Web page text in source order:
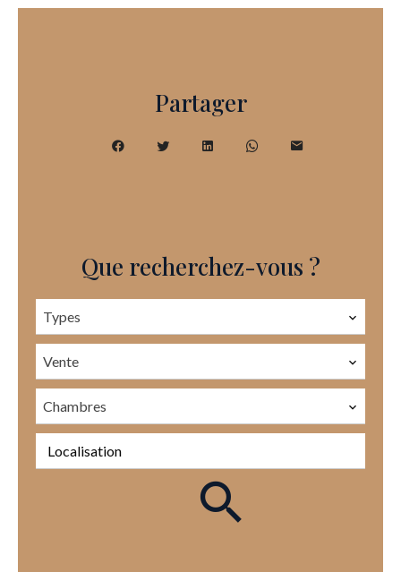
Partager
Que recherchez-vous ?
Types
Vente
Chambres
Localisation